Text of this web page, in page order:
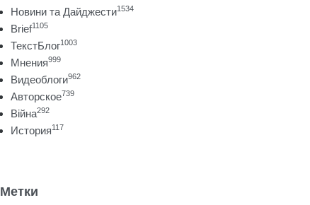
Новини та Дайджести1534
Brief1105
ТекстБлог1003
Мнения999
Видеоблоги962
Авторское739
Війна292
История117
Метки